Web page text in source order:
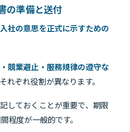
の準備と送付
社の意思を正式に示すための
競業避止・服務規律の遵守な
れぞれ役割が異なります。
しておくことが重要で、期限
程度が一般的です。